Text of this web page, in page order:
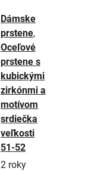
Dámske
prstene,
Oceľové
prstene s
kubickými
zirkónmi a
motívom
srdiečka
veľkosti
51-52
2 roky